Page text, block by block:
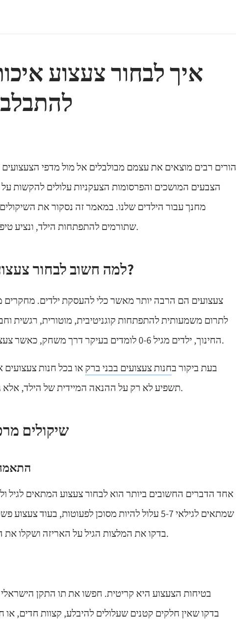
איך לבחור צעצוע
הורים רבים מוצאים את עצמם מבולבלים אל מול מדפי
הצבעים המושכים והפרסומות הצעקניות עלולים להקשות
מחנך עבור הילדים שלנו. במאמר זה נסקור את
שתורמים להתפתחות הילד, ונציע טיפים מעשיים שיעזרו לכם לבחור נכון.
למה חשוב לבחור צעצועים איכותיים ומחנכים?
צעצועים הם הרבה יותר מאשר כלי להעסקת ילדים. מחקרים
לתרום משמעותית להתפתחות קוגניטיבית, מוטורית, רגשית
החינוך, ילדים מגיל 0-6 לומדים בעיקר דרך משחק, כאשר צעצועים מהווים כלי מרכזי בתהליך זה.
בעת ביקור בחנות צעצועים בבני ברקאו בכל חנות
תשפיע לא רק על ההנאה המיידית של הילד, אלא גם על ההתפתחות שלו לטווח ארוך.
שיקולים
1.
אחד הדברים החשובים ביותר הוא לבחור צעצוע המתאים לגיל
שמתאים לגילאי 5-7 עלול להיות מסוכן לפעוטות,
בדקו את המלצות הגיל על האריזה ושקלו את היכולות הספציפיות של הילד שלכם.
בטיחות הצעצוע היא קריטית. חפשו את תו התקן